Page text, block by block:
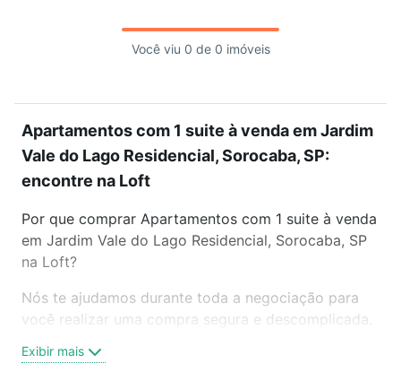
Você viu 0 de 0 imóveis
Apartamentos com 1 suite à venda em Jardim
Vale do Lago Residencial, Sorocaba, SP:
encontre na Loft
Por que comprar Apartamentos com 1 suite à venda
em Jardim Vale do Lago Residencial, Sorocaba, SP
na Loft?
Nós te ajudamos durante toda a negociação para
você realizar uma compra segura e descomplicada.
trabalho e do metrô, aqui você vai encontrar a
Exibir mais